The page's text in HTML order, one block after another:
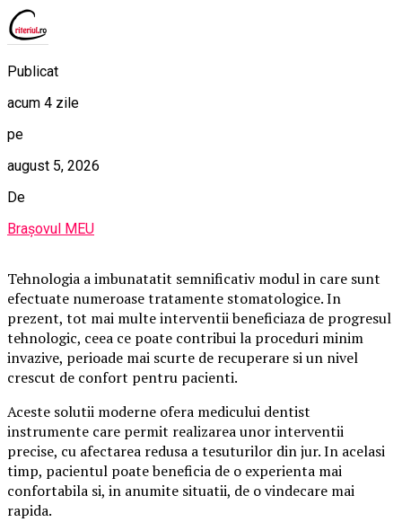
Publicat
acum 4 zile
pe
august 5, 2026
De
Brașovul MEU
Tehnologia a imbunatatit semnificativ modul in care sunt
efectuate numeroase tratamente stomatologice. In
prezent, tot mai multe interventii beneficiaza de progresul
tehnologic, ceea ce poate contribui la proceduri minim
invazive, perioade mai scurte de recuperare si un nivel
crescut de confort pentru pacienti.
Aceste solutii moderne ofera medicului dentist
instrumente care permit realizarea unor interventii
precise, cu afectarea redusa a tesuturilor din jur. In acelasi
timp, pacientul poate beneficia de o experienta mai
confortabila si, in anumite situatii, de o vindecare mai
rapida.